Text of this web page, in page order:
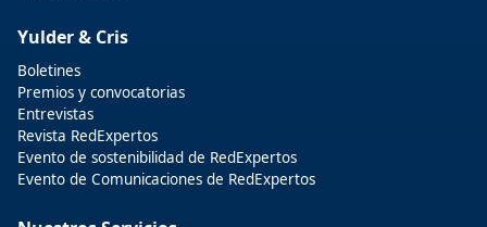
Yulder & Cris
Boletines
Premios y convocatorias
Entrevistas
Revista RedExpertos
Evento de sostenibilidad de RedExpertos
Evento de Comunicaciones de RedExpertos